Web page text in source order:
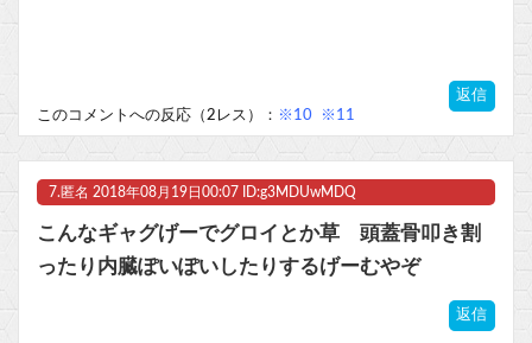
返信
このコメントへの反応（2レス）： ※10 ※11
7. 匿名 2018年08月19日00:07 ID:g3MDUwMDQ
こんなギャグげーでグロイとか草 頭蓋骨叩き割
ったり内臓ぽいぽいしたりするげーむやぞ
返信